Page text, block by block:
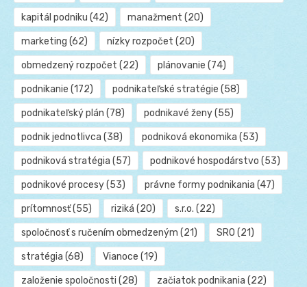
kapitál podniku (42) manažment (20)
marketing (62) nízky rozpočet (20)
obmedzený rozpočet (22) plánovanie (74)
podnikanie (172) podnikateľské stratégie (58)
podnikateľský plán (78) podnikavé ženy(55)
podnik jednotlivca (38) podniková ekonomika (53)
podniková stratégia (57) podnikové hospodárstvo (53)
podnikové procesy(53) právne formy podnikania (47)
prítomnosť(55) riziká (20) s.r.o. (22)
spoločnosť s ručením obmedzeným (21) SRO (21)
stratégia (68) Vianoce (19)
založenie spoločnosti (28) začiatok podnikania (22)